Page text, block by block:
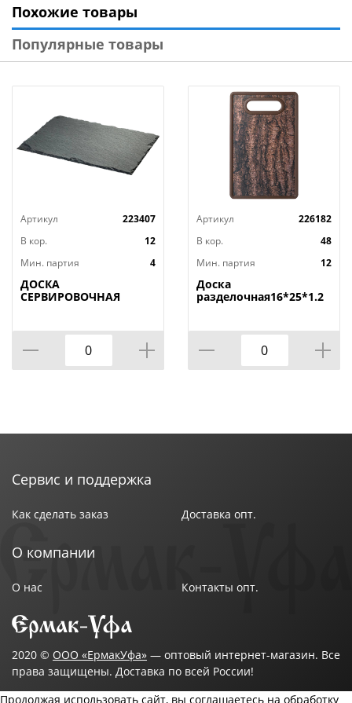
Похожие товары
Популярные товары
Артикул
223407
В кор.
12
Мин. партия
4
ДОСКА
СЕРВИРОВОЧНАЯ
УПАКОВКИ, КОР=12ШТ.
Артикул
226182
В кор.
48
Мин. партия
12
Доска
разделочная16*25*1.2
Сервис и поддержка
Как сделать заказ Доставка опт.
О компании
О нас Контакты опт.
2020 © ООО «ЕрмакУфа» — оптовый интернет-магазин. Все
права защищены. Доставка по всей России!
Продолжая использовать сайт, вы соглашаетесь на обработку